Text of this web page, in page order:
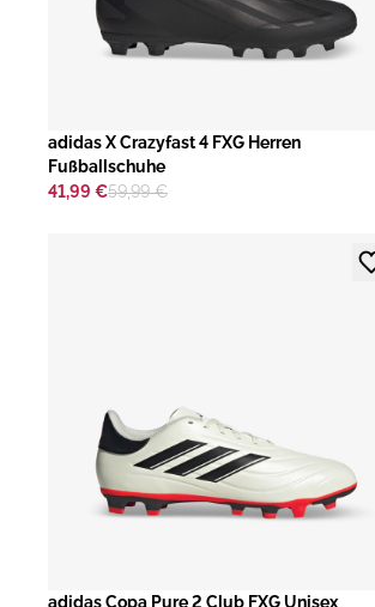
adidas X Crazyfast 4 FXG Herren
Fußballschuhe
41,99 €59,99 €
adidas Copa Pure 2 Club FXG Unisex